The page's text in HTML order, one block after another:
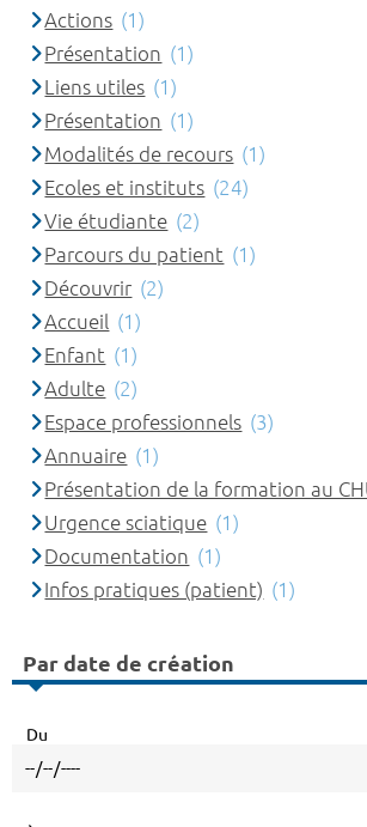
Actions (1)
Présentation (1)
Liens utiles (1)
Présentation (1)
Modalités de recours (1)
Ecoles et instituts (24)
Vie étudiante (2)
Parcours du patient (1)
Découvrir (2)
Accueil (1)
Enfant (1)
Adulte (2)
Espace professionnels (3)
Annuaire (1)
Présentation de la formation au
Urgence sciatique (1)
Documentation (1)
Infos pratiques (patient) (1)
Par date de création
Du